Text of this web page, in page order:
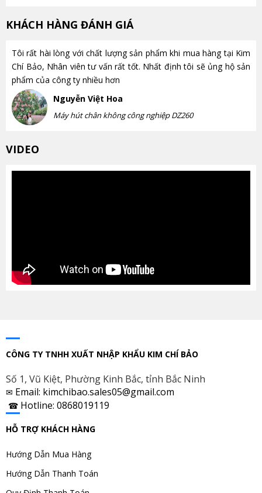
KHÁCH HÀNG ĐÁNH GIÁ
Tôi rất hài lòng với chất lượng sản phẩm khi mua hàng tại Kim
Chí Bảo, Nhân viên tư vấn rất tốt. Nhất định tôi sẽ ủng hộ sản
phẩm của công ty nhiều hơn
Nguyễn Việt Hoa
Máy hút chân không công nghiệp DZ260
VIDEO
CÔNG TY TNHH XUẤT NHẬP KHẨU KIM CHÍ BẢO
Số 1, Vũ Kiệt, Phường Kinh Bắc, tỉnh Bắc Ninh
✉ Email: kimchibao.sales05@gmail.com
☎ Hotline: 0868019119
HỖ TRỢ KHÁCH HÀNG
Hướng Dẫn Mua Hàng
Hướng Dẫn Thanh Toán